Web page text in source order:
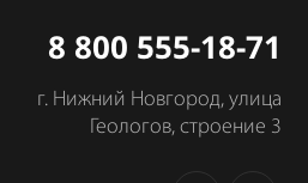
8 800 555-18-71
г. Нижний Новгород, улица
Геологов, строение 3